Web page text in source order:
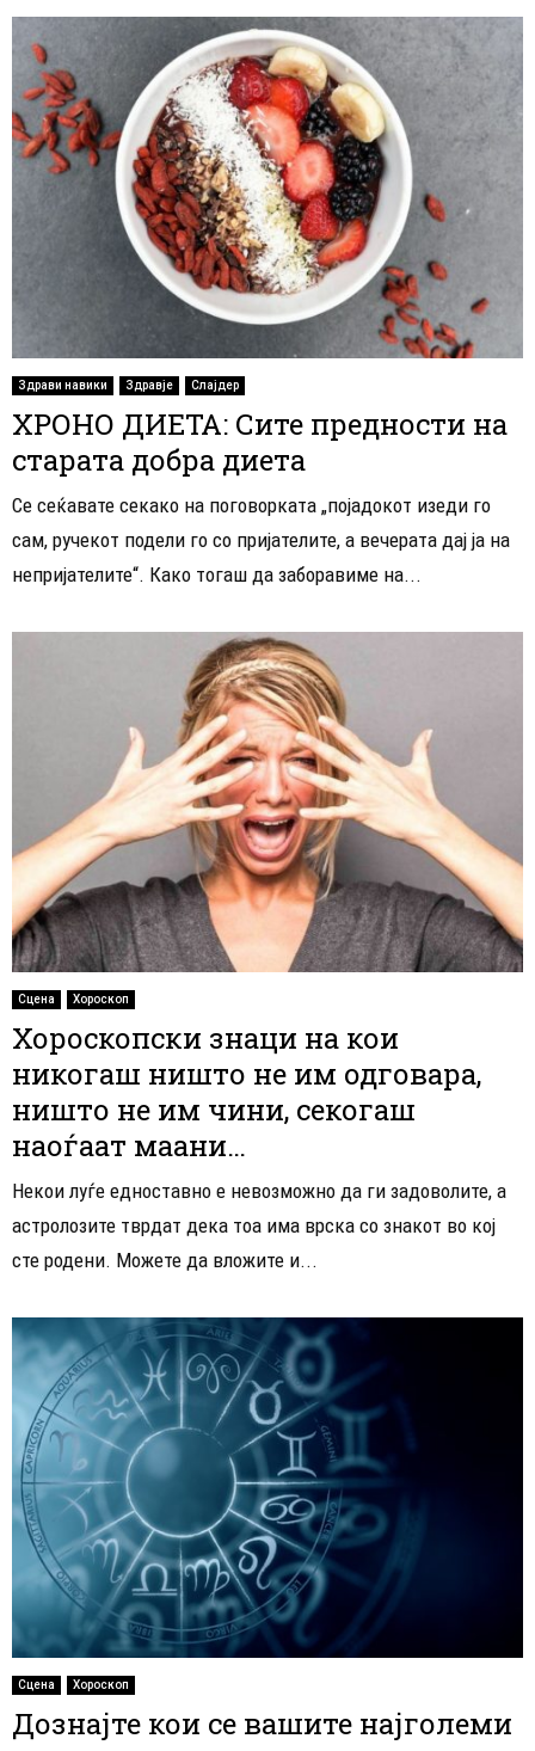
Здрави навики Здравје Слајдер
ХРОНО ДИЕТА: Сите предности на
старата добра диета
Се сеќавате секако на поговорката „појадокот изеди го
сам, ручекот подели го со пријателите, а вечерата дај ја на
непријателите“. Како тогаш да заборавиме на...
Сцена Хороскоп
Хороскопски знаци на кои
никогаш ништо не им одговара,
ништо не им чини, секогаш
наоѓаат маани…
Некои луѓе едноставно е невозможно да ги задоволите, а
астролозите тврдат дека тоа има врска со знакот во кој
сте родени. Можете да вложите и...
Сцена Хороскоп
Дознајте кои се вашите најголеми